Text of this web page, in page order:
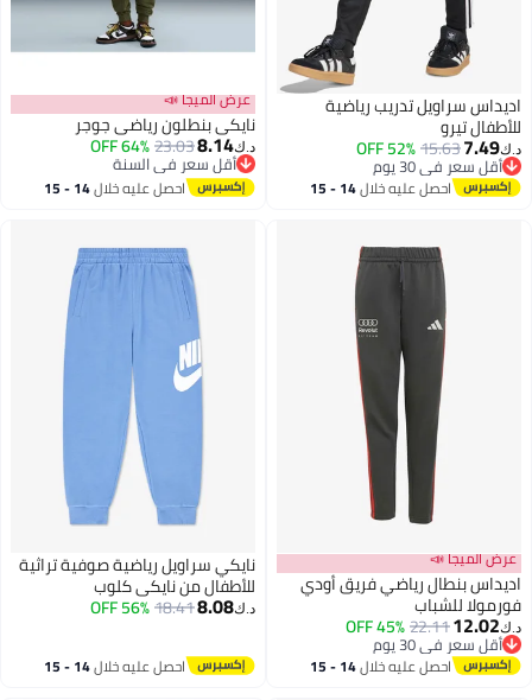
اديداس سراويل تدريب رياضية
للأطفال تيرو
د.ك‏7.49
15.63
52% OFF
أقل سعر في 30 يوم
أقل سعر في 30 يوماحصل عليه خلال 14 - 15
عرض الميجا 📣
نايكي بنطلون رياضي جوجر
د.ك‏8.14
23.03
64% OFF
أقل سعر في السنة
أقل سعر في السنة
احصل عليه خلال 14 - 15
عرض الميجا 📣
اديداس بنطال رياضي فريق أودي
فورمولا للشباب
د.ك‏12.02
22.11
45% OFF
أقل سعر في 30 يوم
أقل سعر في 30 يوماحصل عليه خلال 14 - 15
اغسطس
نايكي سراويل رياضية صوفية تراثية
للأطفال من نايكي كلوب
د.ك‏8.08
18.41
56% OFF
احصل عليه خلال 14 - 15
اغسطس